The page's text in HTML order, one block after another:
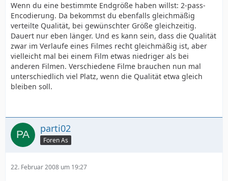
Wenn du eine bestimmte Endgröße haben willst: 2-pass-
Encodierung. Da bekommst du ebenfalls gleichmäßig
verteilte Qualität, bei gewünschter Größe gleichzeitig.
Dauert nur eben länger. Und es kann sein, dass die Qualität
zwar im Verlaufe eines Filmes recht gleichmäßig ist, aber
vielleicht mal bei einem Film etwas niedriger als bei
anderen Filmen. Verschiedene Filme brauchen nun mal
unterschiedlich viel Platz, wenn die Qualität etwa gleich
bleiben soll.
parti02
Foren As
22. Februar 2008 um 19:27